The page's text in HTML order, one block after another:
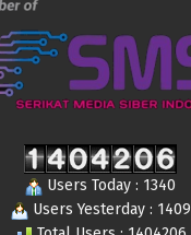
Users Today : 1340
Users Yesterday : 1409